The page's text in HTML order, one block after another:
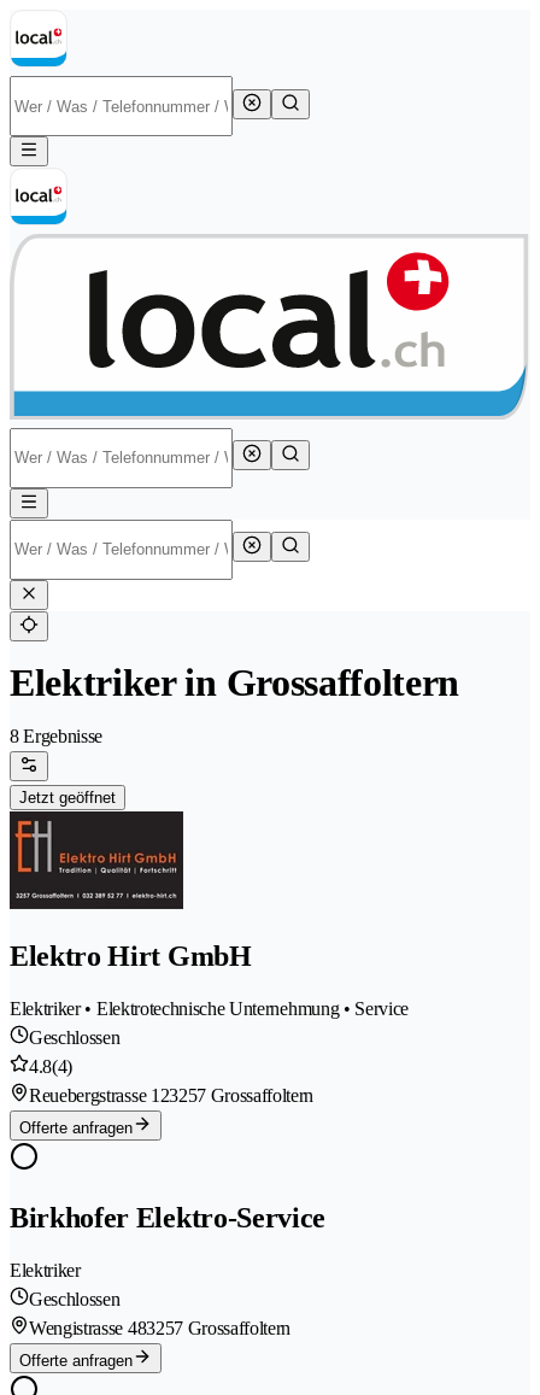
Elektriker in Grossaffoltern
8 Ergebnisse
Jetzt geöffnet
Elektro Hirt GmbH
Elektriker • Elektrotechnische Unternehmung • Service
Geschlossen
4.8(4)
Reuebergstrasse 123257 Grossaffoltern
Offerte anfragen
Birkhofer Elektro-Service
Elektriker
Geschlossen
Wengistrasse 483257 Grossaffoltern
Offerte anfragen